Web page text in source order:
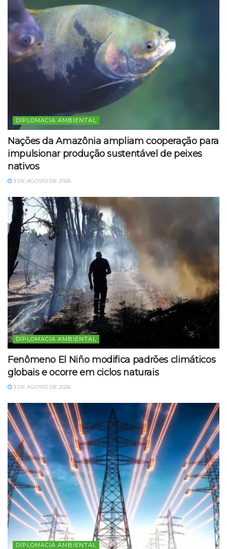
DIPLOMACIA AMBIENTAL
Nações da Amazônia ampliam cooperação para
impulsionar produção sustentável de peixes
nativos
3 DE AGOSTO DE 2026
DIPLOMACIA AMBIENTAL
Fenômeno El Niño modifica padrões climáticos
globais e ocorre em ciclos naturais
3 DE AGOSTO DE 2026
DIPLOMACIA AMBIENTAL